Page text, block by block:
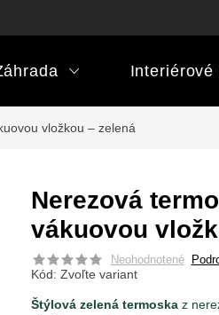
Interiérové
vložkou – zelená
Nerezová
vákuovou
Neohodnotené
Kód: Zvoľte variant
Štýlová zelená termoskaz